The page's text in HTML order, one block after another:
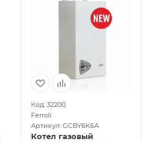
Код: 32200
Ferroli
Артикул: GCBY6K6A
Котел газовый